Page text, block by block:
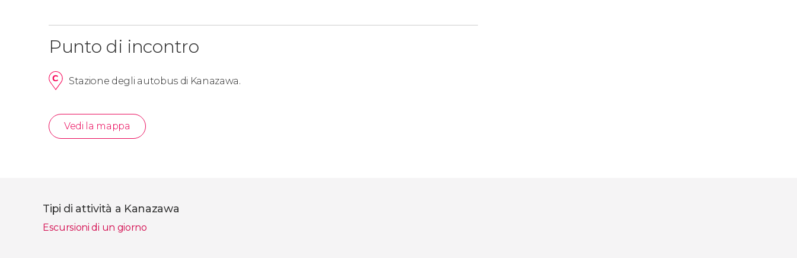
Punto di incontro
Stazione degli autobus di Kanazawa.
Vedi la mappa
Tipi di attività a Kanazawa
Escursioni di un giorno